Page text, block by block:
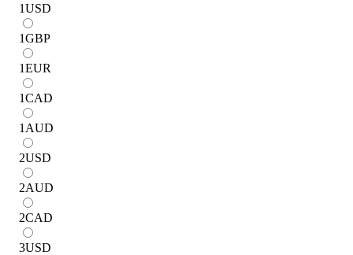
1USD
1GBP
1EUR
1CAD
1 AUD
2USD
2AUD
2CAD
3USD